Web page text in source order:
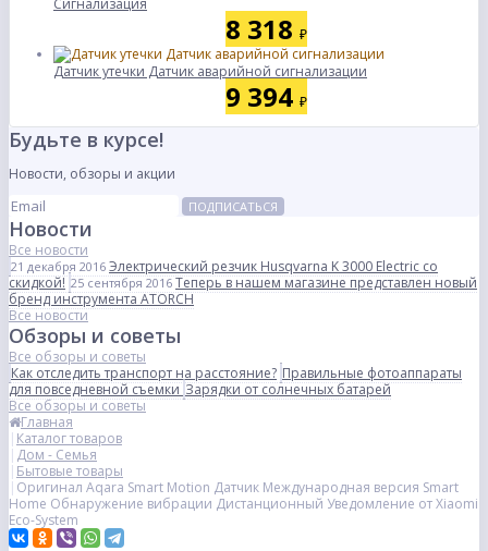
Сигнализация
8 318 ₽
Датчик утечки Датчик аварийной сигнализации
9 394 ₽
Будьте в курсе!
Новости, обзоры и акции
ПОДПИСАТЬСЯ
Новости
Все новости
21 декабря 2016 Электрический резчик Husqvarna K 3000 Electric со
скидкой! 25 сентября 2016 Теперь в нашем магазине представлен новый
бренд инструмента ATORCH
Все новости
Обзоры и советы
Все обзоры и советы
Как отследить транспорт на расстояние? Правильные фотоаппараты
для повседневной съемкиЗарядки от солнечных батарей
Все обзоры и советы
Главная
Каталог товаров
Дом - Семья
Бытовые товары
Оригинал Aqara Smart Motion Датчик Международная версия Smart
Home Обнаружение вибрации Дистанционный Уведомление от Xiaomi
Eco-System